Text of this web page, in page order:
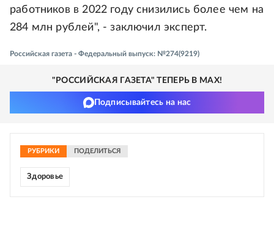
работников в 2022 году снизились более чем на
284 млн рублей", - заключил эксперт.
Российская газета - Федеральный выпуск: №274(9219)
"РОССИЙСКАЯ ГАЗЕТА" ТЕПЕРЬ В MAX!
Подписывайтесь на нас
РУБРИКИ ПОДЕЛИТЬСЯ
Здоровье